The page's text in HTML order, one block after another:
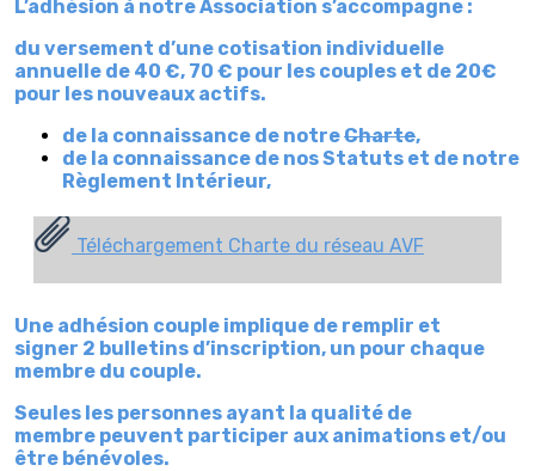
L’adhésion à notre Association s’accompagne :
du versement d’une cotisation individuelle
annuelle de 40 €, 70 € pour les couples et de 20€
pour les nouveaux actifs.
de la connaissance de notreCharte,
de la connaissance de nos Statuts et de notre
Règlement Intérieur,
Téléchargement Charte du réseau AVF
Une adhésion couple implique de remplir et
signer 2 bulletins d’inscription, un pour chaque
membre du couple.
Seules les personnes ayant la qualité de
membre peuvent participer aux animations et/ou
être bénévoles.